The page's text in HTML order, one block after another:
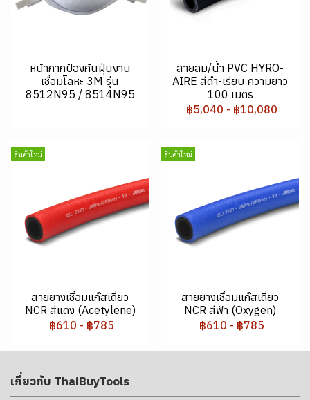
หน้ากากป้องกันฝุ่นงาน
เชื่อมโลหะ 3M รุ่น
8512N95 / 8514N95
สายลม/น้ำ PVC HYRO-
AIRE สีดำ-เรียบ ความยาว
100 เมตร
฿5,040 - ฿10,080
สินค้าใหม่
สายยางเชื่อมแก๊สเดี่ยว
NCR สีแดง (Acetylene)
฿610 - ฿785
สินค้าใหม่
สายยางเชื่อมแก๊สเดี่ยว
NCR สีฟ้า (Oxygen)
฿610 - ฿785
เกี่ยวกับ ThaiBuyTools